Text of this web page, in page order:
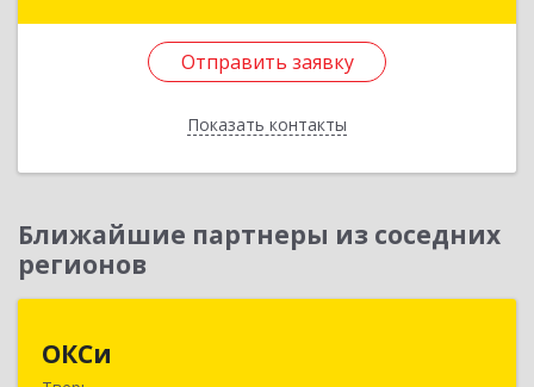
Отправить заявку
Показать контакты
Отправить заявку
Назад
Ближайшие партнеры из соседних
регионов
ОКСи